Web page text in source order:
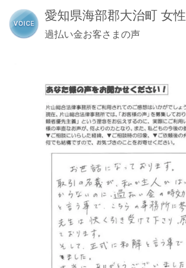
愛知県海部郡大治町 女性
過払い金お客さまの声